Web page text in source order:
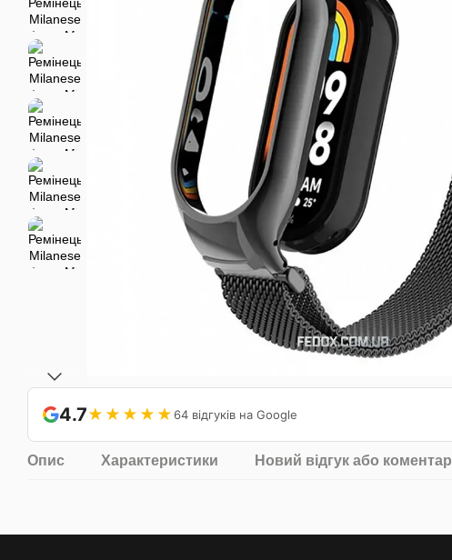
4.7★★★★★64 відгуків на Google
Опис Характеристики Новий відгук або коментар